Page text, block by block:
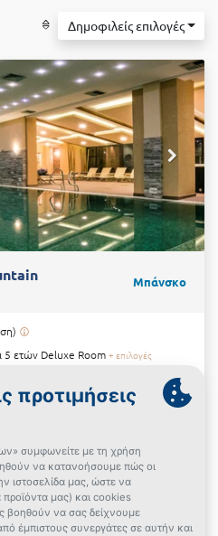
Δημοφιλείς επιλογές
Μπάνσκο
5 ετών Deluxe Room + επιλογές
Δες την προσφορά
Powered By